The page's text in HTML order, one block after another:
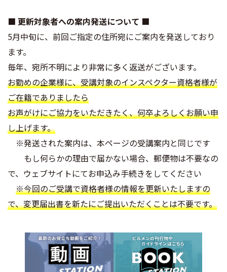
■ 更新対象者への案内発送について ■
5月中旬に、前回ご指定の住所宛にご案内を発送しており
ます。
毎年、宛所不明により非常に多く返送がございます。
お勤めの企業様に、受講対象のインスペクター資格者様が
ご在籍でありましたら
お声がけにご協力をいただきたく、何卒よろしくお願い申
し上げます。
※発送された案内は、本ページの受講案内と同じです
もし何らかの理由で届かない場合、郵便物は不要なの
で、ウェブサイトにてお申込み手続きをしてください
※今回のご受講で資格者様の情報を更新いたしますの
で、変更届出書を新たにご提出いただくことは不要です。